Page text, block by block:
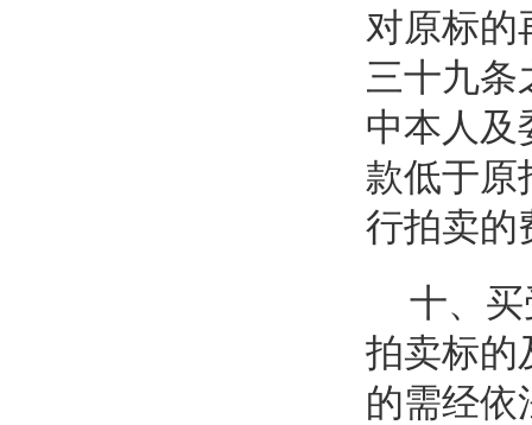
对原标的
三十九条
中本人及
款低于原
行拍卖的
十、
拍卖标的
的需经依